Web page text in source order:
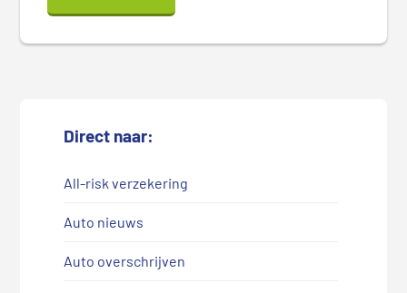
Direct naar:
All-risk verzekering
Auto nieuws
Auto overschrijven